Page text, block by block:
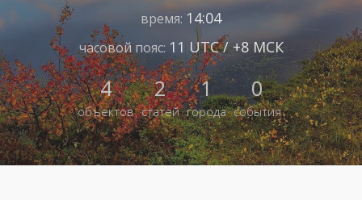
время: 14:04
часовой пояс: 11 UTC / +8 МСК
4
объектов
2
статей
1
города
0
события